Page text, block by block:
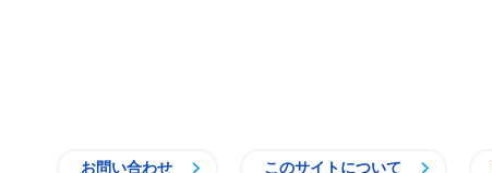
お問い合わせ このサイトについて